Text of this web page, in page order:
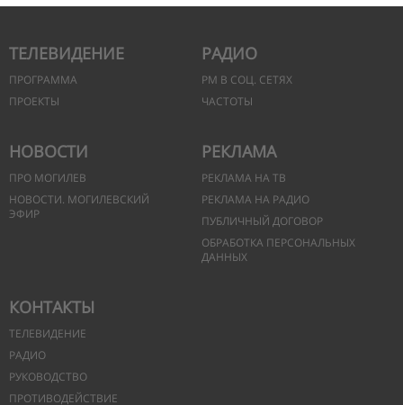
ТЕЛЕВИДЕНИЕ
ПРОГРАММА
ПРОЕКТЫ
РАДИО
РМ В СОЦ. СЕТЯХ
ЧАСТОТЫ
НОВОСТИ
ПРО МОГИЛЕВ
НОВОСТИ. МОГИЛЕВСКИЙ
ЭФИР
РЕКЛАМА
РЕКЛАМА НА ТВ
РЕКЛАМА НА РАДИО
ПУБЛИЧНЫЙ ДОГОВОР
ОБРАБОТКА ПЕРСОНАЛЬНЫХ
ДАННЫХ
КОНТАКТЫ
ТЕЛЕВИДЕНИЕ
РАДИО
РУКОВОДСТВО
ПРОТИВОДЕЙСТВИЕ